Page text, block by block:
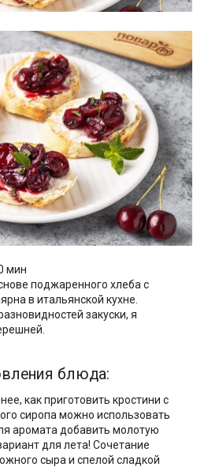
мин
поджаренного хлеба с
в итальянской кухне.
закуски, я
блюда:
как приготовить кростини с
сиропа можно использовать
аромата добавить молотую
для лета! Сочетание
сыра и спелой сладкой